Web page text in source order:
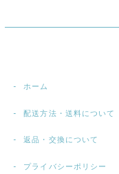
ホーム
配送方法・送料について
返品・交換について
プライバシーポリシー